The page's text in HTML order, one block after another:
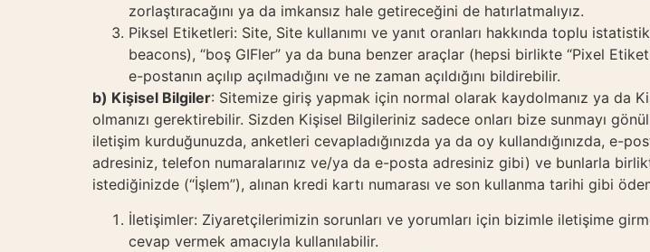
zorlaştıracağını ya da imkansız hale getireceğini de hatırlatmalıyız.
Piksel Etiketleri: Site, Site kullanımı ve yanıt oranları hakkında toplu
beacons), “boş GIFler” ya da buna benzer araçlar (hepsi birlikte “Pixel
e-postanın açılıp açılmadığını ve ne zaman açıldığını bildirebilir.
b) Kişisel Bilgiler: Sitemize giriş yapmak için normal olarak kaydolmanız ya da
olmanızı gerektirebilir. Sizden Kişisel Bilgileriniz sadece onları bize sunmayı
iletişim kurduğunuzda, anketleri cevapladığınızda ya da oy kullandığınızda,
adresiniz, telefon numaralarınız ve/ya da e-posta adresiniz gibi) ve bunlarla
istediğinizde (“İşlem”), alınan kredi kartı numarası ve son kullanma tarihi gibi
İletişimler: Ziyaretçilerimizin sorunları ve yorumları için bizimle iletişime
cevap vermek amacıyla kullanılabilir.